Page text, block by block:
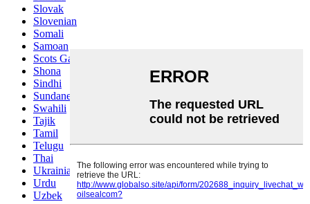
Slovak
Slovenian
Somali
Samoan
Scots Gaelic
Shona
Sindhi
Sundanese
Swahili
Tajik
Tamil
Telugu
Thai
Ukrainian
Urdu
Uzbek